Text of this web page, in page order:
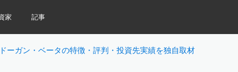
家 記事
ドーガン・ベータの特徴・評判・投資先実績を独自取材